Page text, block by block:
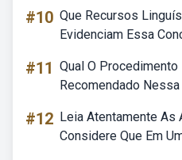
#10 Que Recursos
Evidenciam Essa
#11 Qual O
Recomendado
#12 Leia Atentamente As
Considere Que Em